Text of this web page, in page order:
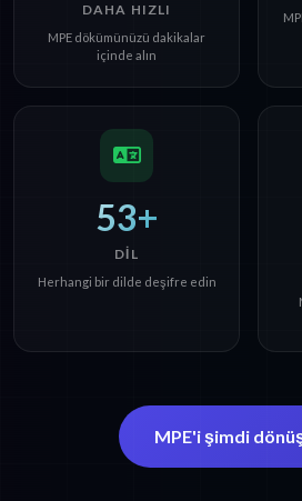
DAHA HIZLI
MPE dökümünüzü dakikalar
içinde alın
53+
DIL
Herhangi bir dilde deşifre edin
MPE'i şimdi